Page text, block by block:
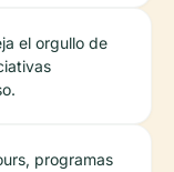
el orgullo de
programas